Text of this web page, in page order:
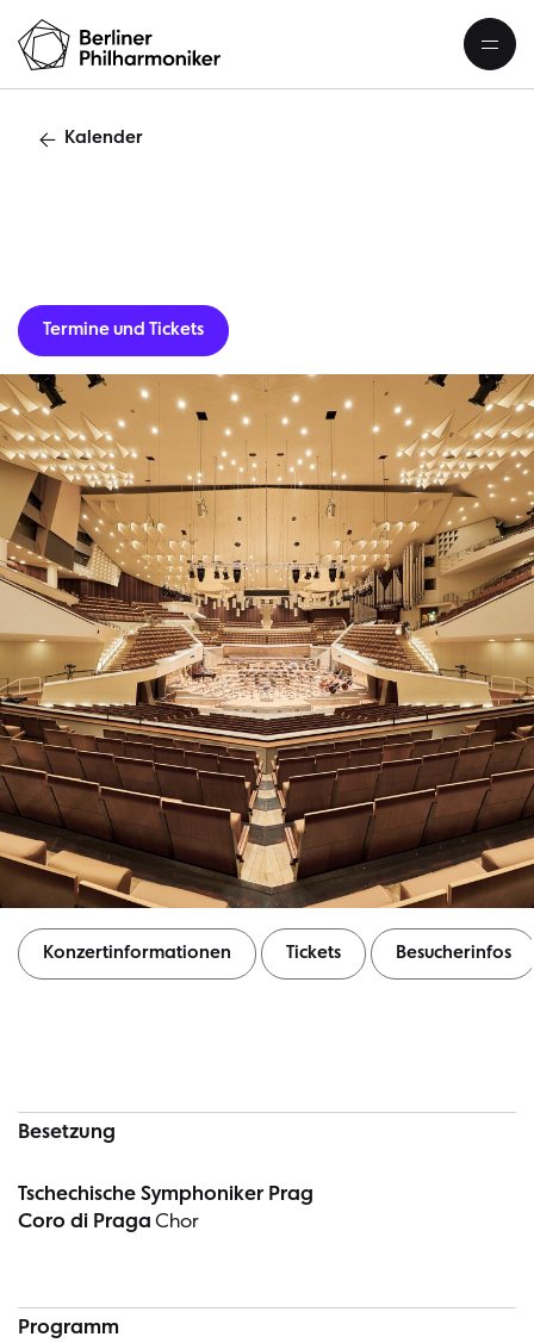
Kalender
Termine und Tickets
Konzertinformationen Tickets Besucherinfos
Besetzung
Tschechische Symphoniker Prag
Coro di Praga Chor
Programm